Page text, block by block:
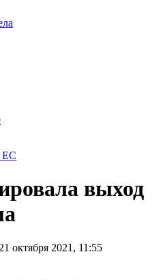
ЕС
выход
октября 2021, 11:55